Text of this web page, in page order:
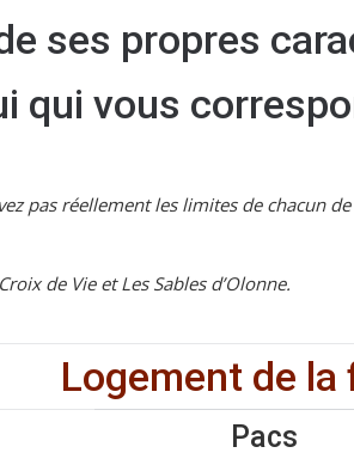
ses propres
qui vous
pas réellement les limites de chacun
de Vie et Les Sables d’Olonne.
Logement de la
Pacs